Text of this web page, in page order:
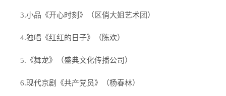
3.小品《开心时刻》（区俏大姐艺术团）
4.独唱《红红的日子》（陈欢）
5.《舞龙》（盛典文化传播公司）
6.现代京剧《共产党员》（杨春林）